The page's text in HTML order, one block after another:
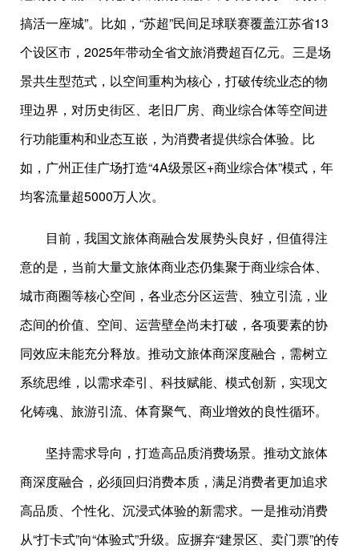
搞活一座城”。比如，“苏超”民间足球联赛覆盖江苏省13
个设区市，2025年带动全省文旅消费超百亿元。三是场
景共生型范式，以空间重构为核心，打破传统业态的物
理边界，对历史街区、老旧厂房、商业综合体等空间进
行功能重构和业态互嵌，为消费者提供综合体验。比
如，广州正佳广场打造“4A级景区+商业综合体”模式，年
均客流量超5000万人次。
目前，我国文旅体商融合发展势头良好，但值得注
意的是，当前大量文旅体商业态仍集聚于商业综合体、
城市商圈等核心空间，各业态分区运营、独立引流，业
态间的价值、空间、运营壁垒尚未打破，各项要素的协
同效应未能充分释放。推动文旅体商深度融合，需树立
系统思维，以需求牵引、科技赋能、模式创新，实现文
化铸魂、旅游引流、体育聚气、商业增效的良性循环。
坚持需求导向，打造高品质消费场景。推动文旅体
商深度融合，必须回归消费本质，满足消费者更加追求
高品质、个性化、沉浸式体验的新需求。一是推动消费
从“打卡式”向“体验式”升级。应摒弃“建景区、卖门票”的传